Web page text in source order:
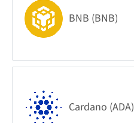
BNB (BNB)
Cardano (ADA)